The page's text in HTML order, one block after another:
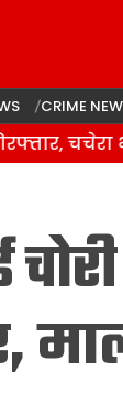
CRIME
चचेरा